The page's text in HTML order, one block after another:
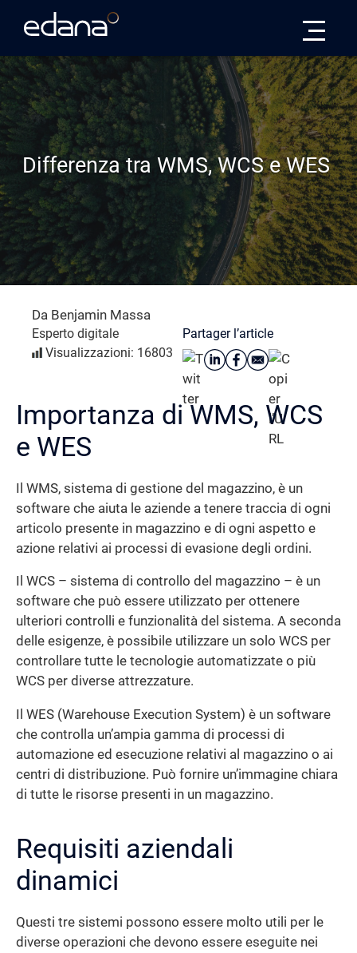
Differenza tra WMS, WCS e WES
Da Benjamin Massa
Esperto digitale
Visualizzazioni: 16803
Partager l’article
Importanza di WMS, WCS
e WES
Il WMS, sistema di gestione del magazzino, è un
software che aiuta le aziende a tenere traccia di ogni
articolo presente in magazzino e di ogni aspetto e
azione relativi ai processi di evasione degli ordini.
Il WCS – sistema di controllo del magazzino – è un
software che può essere utilizzato per ottenere
ulteriori controlli e funzionalità del sistema. A seconda
delle esigenze, è possibile utilizzare un solo WCS per
controllare tutte le tecnologie automatizzate o più
WCS per diverse attrezzature.
Il WES (Warehouse Execution System) è un software
che controlla un’ampia gamma di processi di
automazione ed esecuzione relativi al magazzino o ai
centri di distribuzione. Può fornire un’immagine chiara
di tutte le risorse presenti in un magazzino.
Requisiti aziendali
dinamici
Questi tre sistemi possono essere molto utili per le
diverse operazioni che devono essere eseguite nei